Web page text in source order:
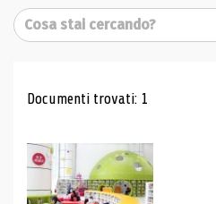
Cerca
Risultati di
Documenti trovati: 1